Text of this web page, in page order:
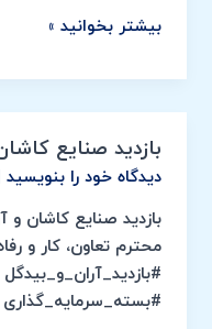
اصفهان
بیشتر بخوانید »
بازدید صنایع کاشان
دیدگاه‌ خود را بنویسید
بازدید صنایع کاشان و
محترم تعاون، کار و
بازدید
صنایع
و
بیدگل